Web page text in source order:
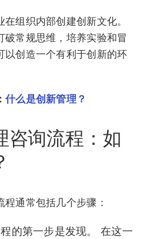
组织内部创建创新文化。
破常规思维，培养实验和冒
以创造一个有利于创新的环
什么是创新管理？
咨询流程：如
程通常包括几个步骤：
的第一步是发现。 在这一